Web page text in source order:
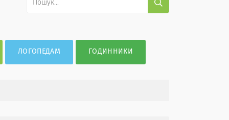
ЛОГОПЕДАМ ГОДИННИКИ